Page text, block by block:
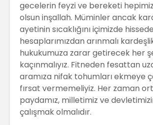
gecelerin feyzi ve bereketi
olsun inşallah. Müminler ancak
ayetinin sıcaklığını içimizde
hesaplarımızdan arınmalı
hukukumuza zarar getirecek her
kaçınmalıyız. Fitneden fesattan
aramıza nifak tohumları ekmeye
fırsat vermemeliyiz. Her zaman
paydamız, milletimiz ve
çalışmak olmalıdır.